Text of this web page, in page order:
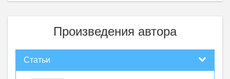
Произведения автора
Статьи